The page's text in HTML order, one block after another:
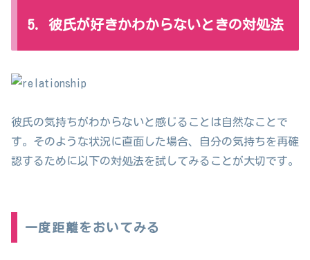
5. 彼氏が好きかわからないときの対処法
彼氏の気持ちがわからないと感じることは自然なことで
す。そのような状況に直面した場合、自分の気持ちを再確
認するために以下の対処法を試してみることが大切です。
一度距離をおいてみる